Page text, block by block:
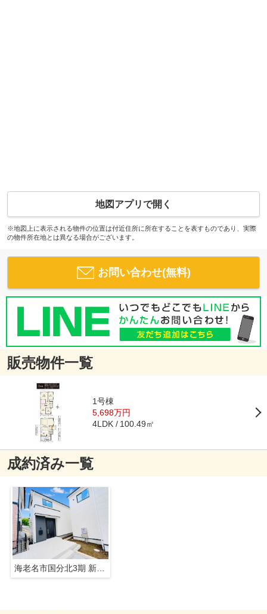
地図アプリで開く
※地図上に表示される物件の位置は付近住所に所在することを表すものであり、実際
の物件所在地とは異なる場合がございます。
お問い合わせ(無料)
販売物件一覧
1号棟
5,698万円
4LDK 100.49㎡
成約済み一覧
海老名市国分北3期 新築戸建 全3棟